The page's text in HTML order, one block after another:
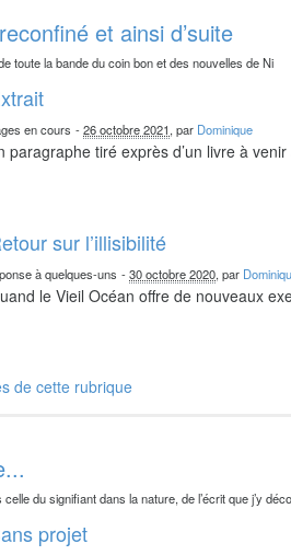
et ainsi d’suite
toute la bande du coin bon et des nouvelles de Ni
en cours -26 octobre 2021, par Dominique
paragraphe tiré exprès d’un livre à
sur l’illisibilité
à quelques-uns -30 octobre 2020, par
le Vieil Océan offre de nouveaux
de cette rubrique
celle du signifiant dans la nature, de l’écrit que j’y
projet